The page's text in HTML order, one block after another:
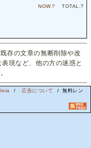
NOW.? TOTAL.?
存の文章の無断削除や改
現など、他の方の迷惑と
/ 広告について
/ 無料レン